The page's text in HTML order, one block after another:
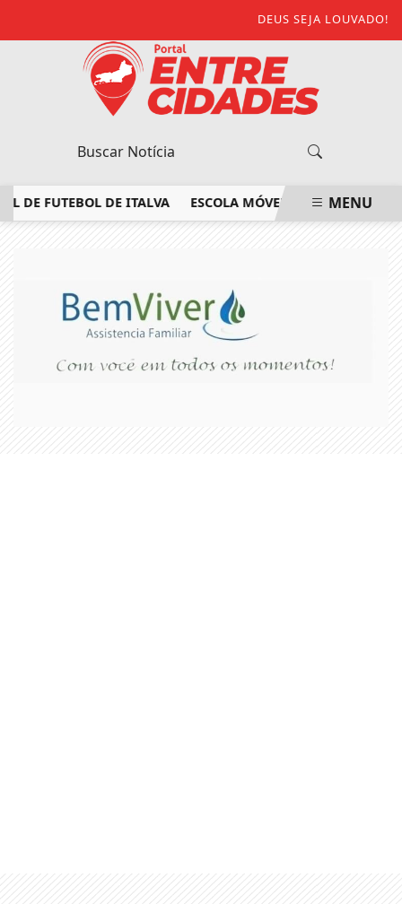
DEUS SEJA LOUVADO!
FUTEBOL DE ITALVA ESCOLA MÓVEL DO SENAC RJ LEVA
MENU